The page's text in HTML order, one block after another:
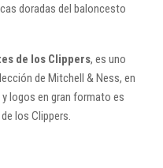
doradas del baloncesto
de los Clippers, es uno
de Mitchell & Ness, en
logos en gran formato es
los Clippers.